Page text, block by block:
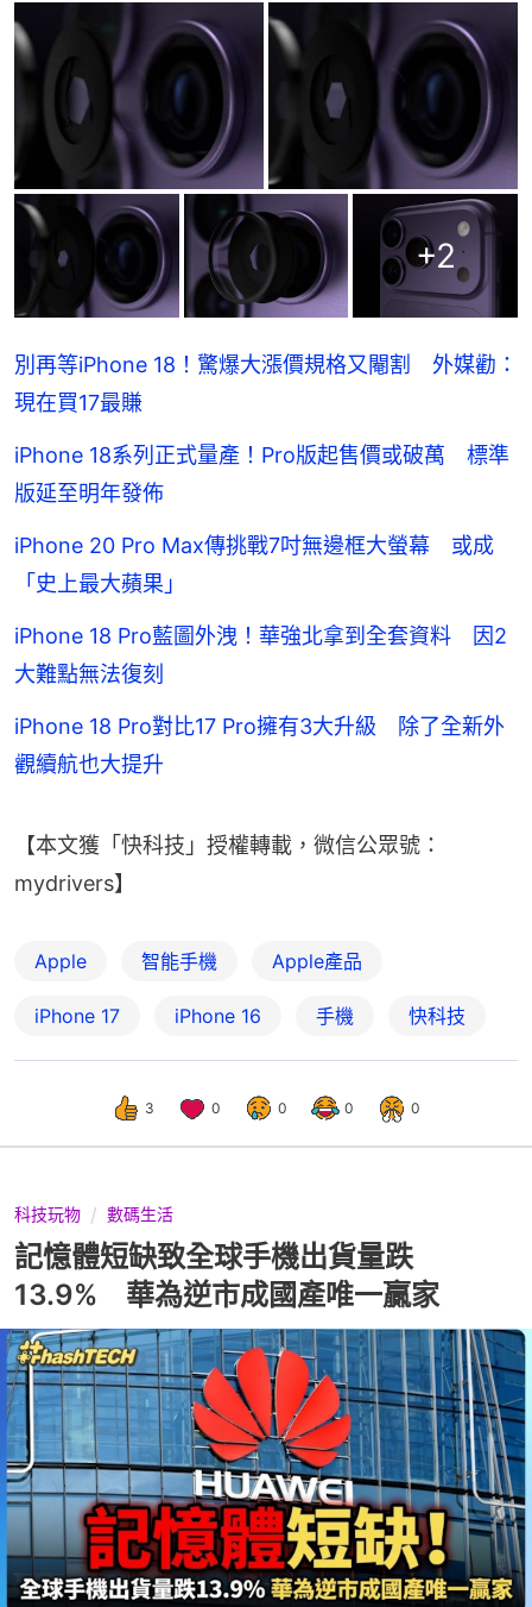
+2
別再等iPhone 18！驚爆大漲價規格又閹割 外媒勸：
現在買17最賺
iPhone 18系列正式量產！Pro版起售價或破萬 標準
版延至明年發佈
iPhone 20 Pro Max傳挑戰7吋無邊框大螢幕 或成
「史上最大蘋果」
iPhone 18 Pro藍圖外洩！華強北拿到全套資料 因2
大難點無法復刻
iPhone 18 Pro對比17 Pro擁有3大升級 除了全新外
觀續航也大提升
【本文獲「快科技」授權轉載，微信公眾號：
mydrivers】
Apple 智能手機 Apple產品
iPhone 17 iPhone 16 手機 快科技
3 0 0 0 0
科技玩物 數碼生活
記憶體短缺致全球手機出貨量跌
13.9% 華為逆市成國產唯一贏家